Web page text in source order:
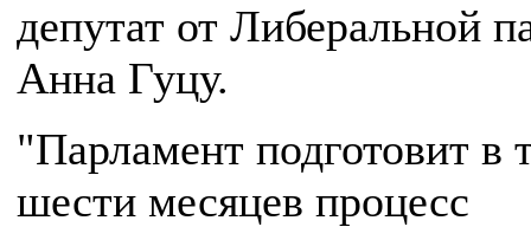
депутат от Либеральной
Анна Гуцу.
"Парламент подготовит в
шести месяцев процесс